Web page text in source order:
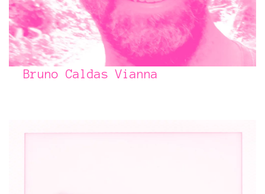
Bruno Caldas Vianna